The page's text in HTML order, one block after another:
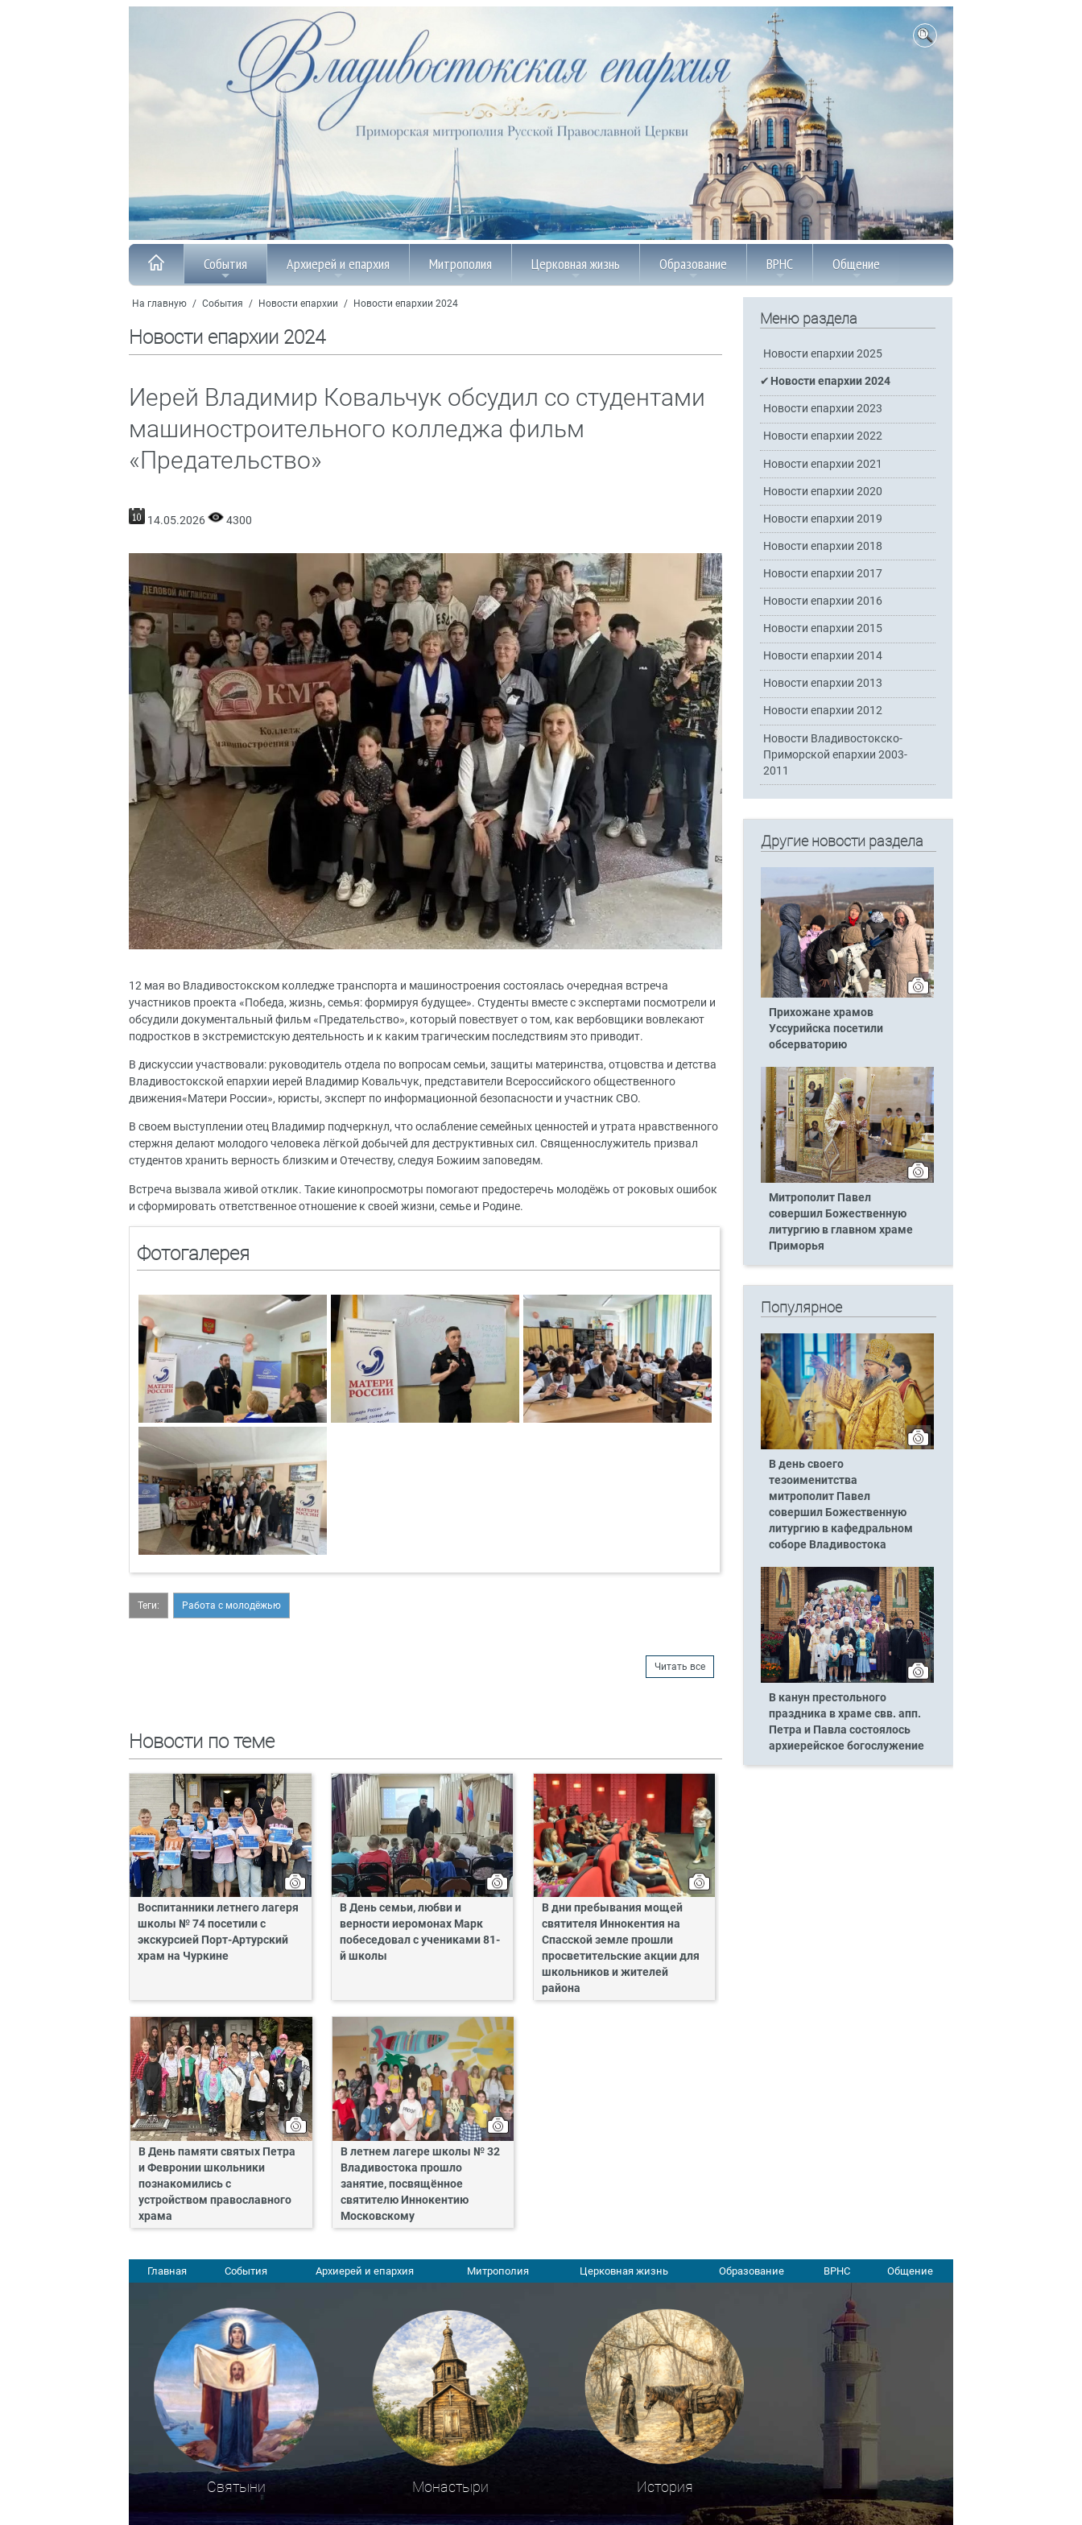
События Архиерей и епархия Митрополия Церковная жизнь Образование ВРНС Общение
На главную / События / Новости епархии / Новости епархии 2024
Новости епархии 2024
Иерей Владимир Ковальчук обсудил со студентами
машиностроительного колледжа фильм
«Предательство»
14.05.2026 4300
12 мая во Владивостокском колледже транспорта и машиностроения состоялась очередная встреча
участников проекта «Победа, жизнь, семья: формируя будущее». Студенты вместе с экспертами посмотрели и
обсудили документальный фильм «Предательство», который повествует о том, как вербовщики вовлекают
подростков в экстремистскую деятельность и к каким трагическим последствиям это приводит.
В дискуссии участвовали: руководитель отдела по вопросам семьи, защиты материнства, отцовства и детства
Владивостокской епархии иерей Владимир Ковальчук, представители Всероссийского общественного
движения«Матери России», юристы, эксперт по информационной безопасности и участник СВО.
В своем выступлении отец Владимир подчеркнул, что ослабление семейных ценностей и утрата нравственного
стержня делают молодого человека лёгкой добычей для деструктивных сил. Священнослужитель призвал
студентов хранить верность близким и Отечеству, следуя Божиим заповедям.
Встреча вызвала живой отклик. Такие кинопросмотры помогают предостеречь молодёжь от роковых ошибок
и сформировать ответственное отношение к своей жизни, семье и Родине.
Фотогалерея
Теги: Работа с молодёжью
Читать все
Новости по теме
Воспитанники летнего лагеря
школы № 74 посетили с
экскурсией Порт-Артурский
храм на Чуркине
В День семьи, любви и
верности иеромонах Марк
побеседовал с учениками 81-
й школы
В дни пребывания мощей
святителя Иннокентия на
Спасской земле прошли
просветительские акции для
школьников и жителей
района
В День памяти святых Петра
и Февронии школьники
познакомились с
устройством православного
храма
В летнем лагере школы № 32
Владивостока прошло
занятие, посвящённое
святителю Иннокентию
Московскому
Меню раздела
Новости епархии 2025
Новости епархии 2024
Новости епархии 2023
Новости епархии 2022
Новости епархии 2021
Новости епархии 2020
Новости епархии 2019
Новости епархии 2018
Новости епархии 2017
Новости епархии 2016
Новости епархии 2015
Новости епархии 2014
Новости епархии 2013
Новости епархии 2012
Новости Владивостокско-
Приморской епархии 2003-
2011
Другие новости раздела
Прихожане храмов
Уссурийска посетили
обсерваторию
Митрополит Павел
совершил Божественную
литургию в главном храме
Приморья
Популярное
В день своего
тезоименитства
митрополит Павел
совершил Божественную
литургию в кафедральном
соборе Владивостока
В канун престольного
праздника в храме свв. апп.
Петра и Павла состоялось
архиерейское богослужение
Главная События Архиерей и епархия Митрополия Церковная жизнь Образование ВРНС Общение
Святыни Монастыри История